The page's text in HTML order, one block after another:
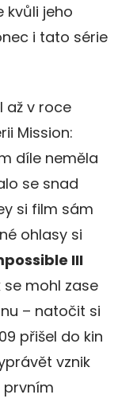
kvůli jeho
i tato série
až v roce
Mission:
díle neměla
se snad
si film sám
ohlasy si
III
se mohl zase
– natočit si
přišel do kin
vznik
prvním